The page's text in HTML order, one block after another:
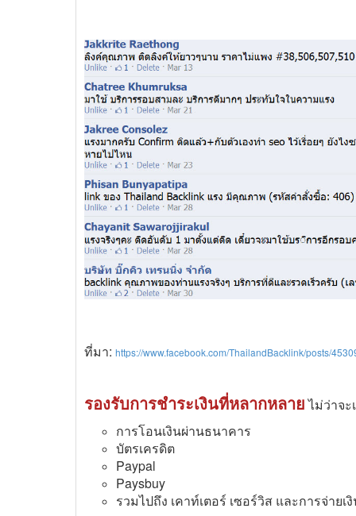
ที่มา: https://www.facebook.com/ThailandBacklink/posts/
รองรับการชำระเงินที่หลากหลาย ไม่ว่าจะ
การโอนเงินผ่านธนาคาร
บัตรเครดิต
Paypal
Paysbuy
รวมไปถึง เคาท์เตอร์ เซอร์วิส และการจ่าย